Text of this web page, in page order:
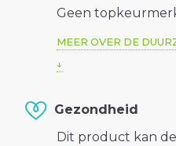
Geen
MEER OVER DE
Gezondheid
Dit product kan de